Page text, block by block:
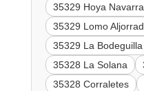
35329 Hoya Navarra
35329 Lomo
35329 La Bodeguilla
35328 La Solana
35328 Corraletes